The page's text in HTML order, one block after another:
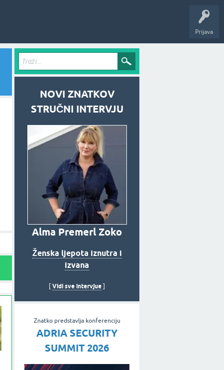
Prijava
NOVI ZNATKOV
STRUČNI INTERVJU
Alma Premerl Zoko
Ženska ljepota iznutra i
izvana
Vidi sve intervjue
Znatko predstavlja konferenciju
ADRIA SECURITY
SUMMIT 2026